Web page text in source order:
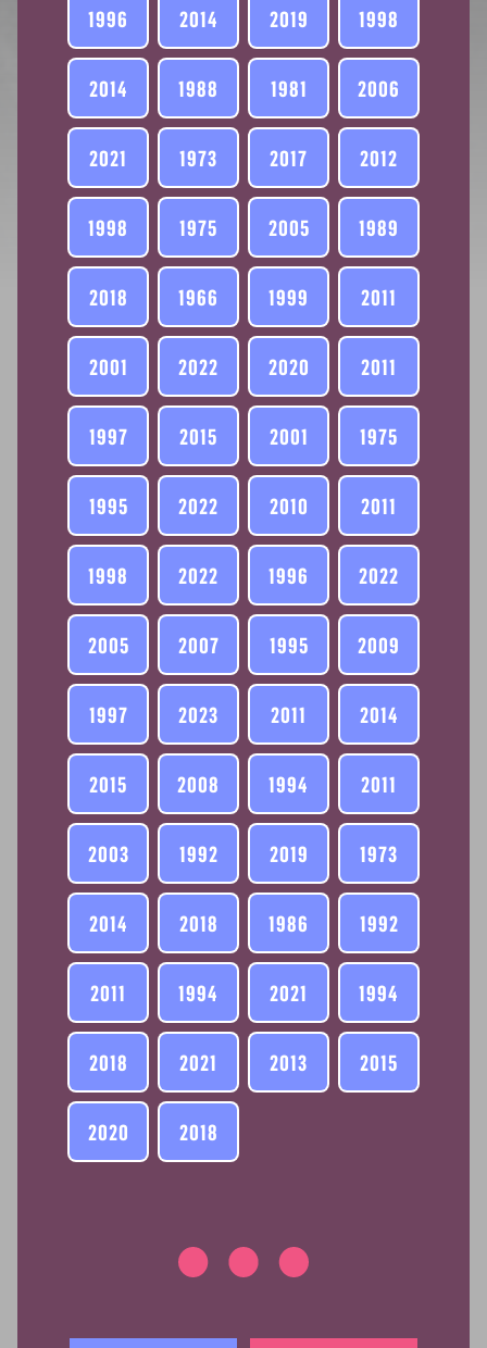
1996 2014 2019 1998
2014 1988 1981 2006
2021 1973 2017 2012
1998 1975 2005 1989
2018 1966 1999 2011
2001 2022 2020 2011
1997 2015 2001 1975
1995 2022 2010 2011
1998 2022 1996 2022
2005 2007 1995 2009
1997 2023 2011 2014
2015 2008 1994 2011
2003 1992 2019 1973
2014 2018 1986 1992
2011 1994 2021 1994
2018 2021 2013 2015
2020 2018